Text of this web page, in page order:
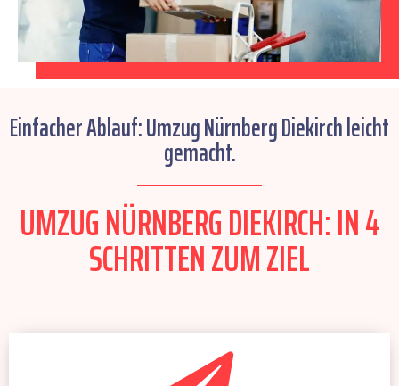
Einfacher Ablauf: Umzug Nürnberg Diekirch leicht
gemacht.
UMZUG NÜRNBERG DIEKIRCH: IN 4
SCHRITTEN ZUM ZIEL